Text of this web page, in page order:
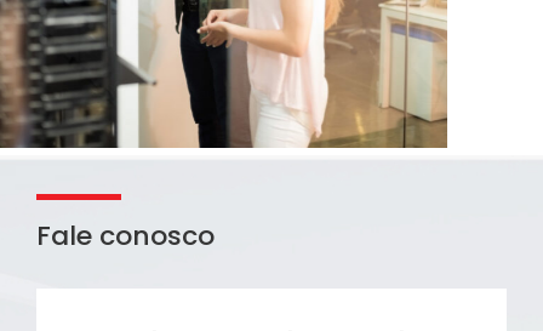
Fale conosco